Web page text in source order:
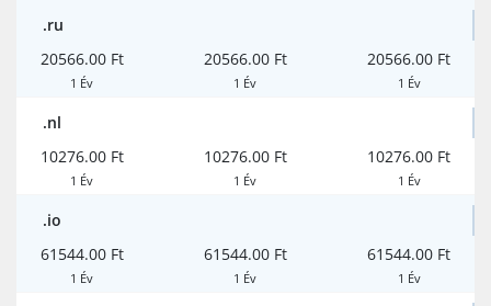
.ru
20566.00 Ft
1 Év
20566.00 Ft
1 Év
20566.00 Ft
1 Év
.nl
10276.00 Ft
1 Év
10276.00 Ft
1 Év
10276.00 Ft
1 Év
.io
61544.00 Ft
1 Év
61544.00 Ft
1 Év
61544.00 Ft
1 Év